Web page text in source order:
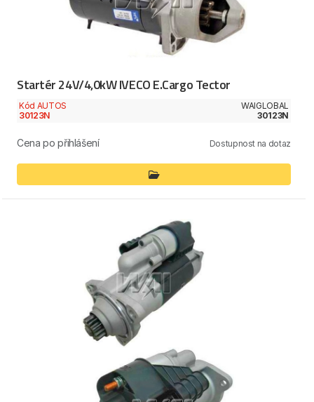
Startér 24V/4,0kW IVECO E.Cargo Tector
Kód AUTOS
30123N
WAIGLOBAL
30123N
Cena po přihlášení Dostupnost na dotaz